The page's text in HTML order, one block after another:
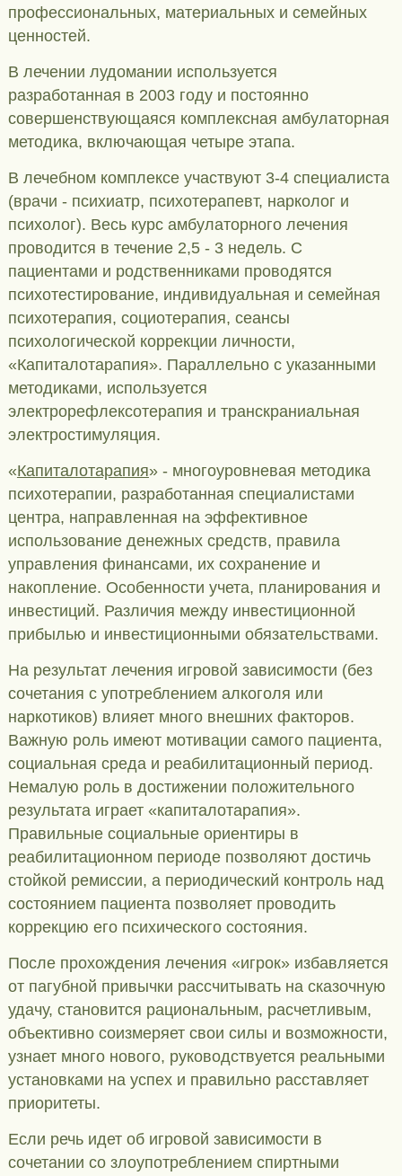
профессиональных, материальных и семейных
ценностей.
В лечении лудомании используется
разработанная в 2003 году и постоянно
совершенствующаяся комплексная амбулаторная
методика, включающая четыре этапа.
В лечебном комплексе участвуют 3-4 специалиста
(врачи - психиатр, психотерапевт, нарколог и
психолог). Весь курс амбулаторного лечения
проводится в течение 2,5 - 3 недель. С
пациентами и родственниками проводятся
психотестирование, индивидуальная и семейная
психотерапия, социотерапия, сеансы
психологической коррекции личности,
«Капиталотарапия». Параллельно с указанными
методиками, используется
электрорефлексотерапия и транскраниальная
электростимуляция.
«Капиталотарапия» - многоуровневая методика
психотерапии, разработанная специалистами
центра, направленная на эффективное
использование денежных средств, правила
управления финансами, их сохранение и
накопление. Особенности учета, планирования и
инвестиций. Различия между инвестиционной
прибылью и инвестиционными обязательствами.
На результат лечения игровой зависимости (без
сочетания с употреблением алкоголя или
наркотиков) влияет много внешних факторов.
Важную роль имеют мотивации самого пациента,
социальная среда и реабилитационный период.
Немалую роль в достижении положительного
результата играет «капиталотарапия».
Правильные социальные ориентиры в
реабилитационном периоде позволяют достичь
стойкой ремиссии, а периодический контроль над
состоянием пациента позволяет проводить
коррекцию его психического состояния.
После прохождения лечения «игрок» избавляется
от пагубной привычки рассчитывать на сказочную
удачу, становится рациональным, расчетливым,
объективно соизмеряет свои силы и возможности,
узнает много нового, руководствуется реальными
установками на успех и правильно расставляет
приоритеты.
Если речь идет об игровой зависимости в
сочетании со злоупотреблением спиртными